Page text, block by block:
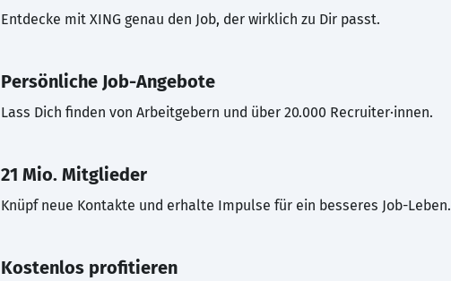
Entdecke mit XING genau den Job, der wirklich zu Dir passt.
Persönliche Job-Angebote
Lass Dich finden von Arbeitgebern und über 20.000 Recruiter·innen.
21 Mio. Mitglieder
Knüpf neue Kontakte und erhalte Impulse für ein besseres Job-Leben.
Kostenlos profitieren